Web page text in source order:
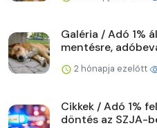
Galéria / Adó 1%
mentésre,
2 hónapja ezelőtt
Cikkek / Adó 1%
döntés az SZJA-